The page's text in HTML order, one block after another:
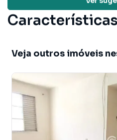
Veja outros imóveis